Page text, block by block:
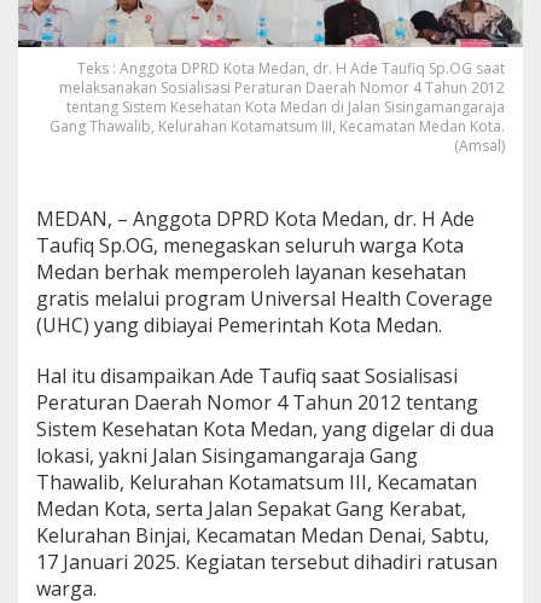
d
e
a
u
f
W
a
r
g
a
M
e
a
n
C
u
k
u
p
T
u
Teks : Anggota DPRD Kota Medan, dr. H Ade Taufiq Sp.OG saat
melaksanakan Sosialisasi Peraturan Daerah Nomor 4 Tahun 2012
tentang Sistem Kesehatan Kota Medan di Jalan Sisingamangaraja
Gang Thawalib, Kelurahan Kotamatsum III, Kecamatan Medan Kota.
(Amsal)
MEDAN, – Anggota DPRD Kota Medan, dr. H Ade
Taufiq Sp.OG, menegaskan seluruh warga Kota
Medan berhak memperoleh layanan kesehatan
gratis melalui program Universal Health Coverage
(UHC) yang dibiayai Pemerintah Kota Medan.
Hal itu disampaikan Ade Taufiq saat Sosialisasi
Peraturan Daerah Nomor 4 Tahun 2012 tentang
Sistem Kesehatan Kota Medan, yang digelar di dua
lokasi, yakni Jalan Sisingamangaraja Gang
Thawalib, Kelurahan Kotamatsum III, Kecamatan
Medan Kota, serta Jalan Sepakat Gang Kerabat,
Kelurahan Binjai, Kecamatan Medan Denai, Sabtu,
17 Januari 2025. Kegiatan tersebut dihadiri ratusan
warga.